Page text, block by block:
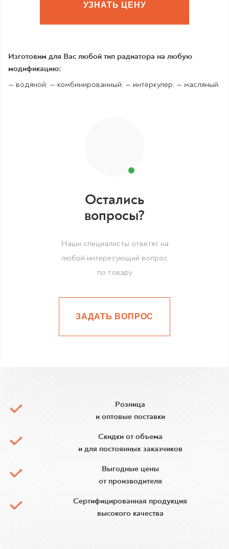
УЗНАТЬ ЦЕНУ
Изготовим для Вас любой тип радиатора на любую
модификацию:
— водяной; — комбинированный; — интеркулер; — масляный.
Остались
вопросы?
Наши специалисты ответят на
любой интересующий вопрос
по товару
ЗАДАТЬ ВОПРОС
Розница
и оптовые поставки
Скидки от объема
и для постоянных заказчиков
Выгодные цены
от производителя
Сертифицированная продукция
высокого качества